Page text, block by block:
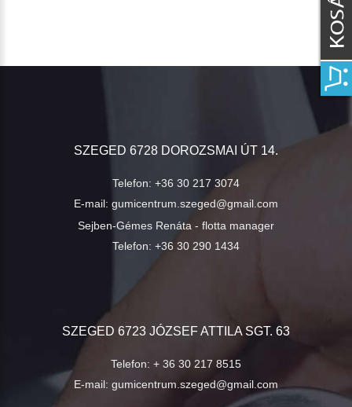
SZEGED 6728 DOROZSMAI ÚT 14.
Telefon: +36 30 217 3074
E-mail: gumicentrum.szeged@gmail.com
Sejben-Gémes Renáta - flotta manager
Telefon: +36 30 290 1434
SZEGED 6723 JÓZSEF ATTILA SGT. 63
Telefon: + 36 30 217 8515
E-mail: gumicentrum.szeged@gmail.com